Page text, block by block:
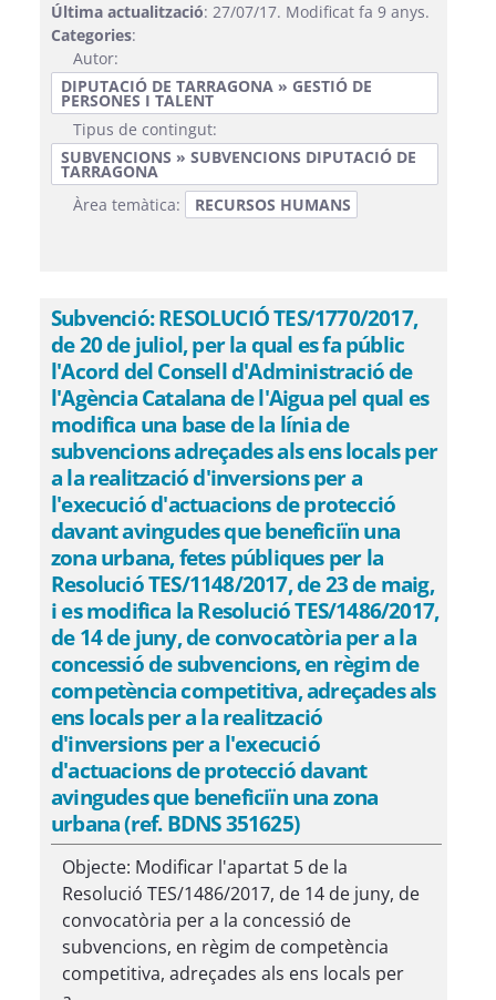
Última actualització: 27/07/17. Modificat fa 9 anys.
Categories:
Autor:
DIPUTACIÓ DE TARRAGONA » GESTIÓ DE
PERSONES I TALENT
Tipus de contingut:
SUBVENCIONS » SUBVENCIONS DIPUTACIÓ DE
TARRAGONA
Àrea temàtica:
RECURSOS HUMANS
Subvenció: RESOLUCIÓ TES/1770/2017,
de 20 de juliol, per la qual es fa públic
l'Acord del Consell d'Administració de
l'Agència Catalana de l'Aigua pel qual es
modifica una base de la línia de
subvencions adreçades als ens locals per
a la realització d'inversions per a
l'execució d'actuacions de protecció
davant avingudes que beneficiïn una
zona urbana, fetes públiques per la
Resolució TES/1148/2017, de 23 de maig,
i es modifica la Resolució TES/1486/2017,
de 14 de juny, de convocatòria per a la
concessió de subvencions, en règim de
competència competitiva, adreçades als
ens locals per a la realització
d'inversions per a l'execució
d'actuacions de protecció davant
avingudes que beneficiïn una zona
urbana (ref. BDNS 351625)
Objecte: Modificar l'apartat 5 de la
Resolució TES/1486/2017, de 14 de juny, de
convocatòria per a la concessió de
subvencions, en règim de competència
competitiva, adreçades als ens locals per